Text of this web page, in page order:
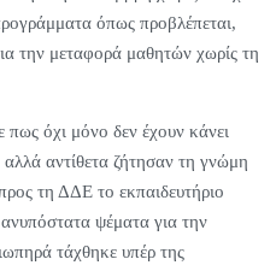
όπως προβλέπεται,
την μεταφορά μαθητών χωρίς τη
πως όχι μόνο δεν έχουν κάνει
αντίθετα ζήτησαν τη γνώμη
τη ΔΔΕ το εκπαιδευτήριο
ψέματα για την
τάχθηκε υπέρ της